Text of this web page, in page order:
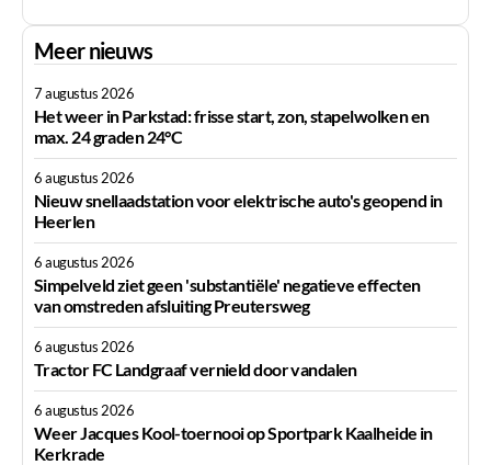
Meer nieuws
7 augustus 2026
Het weer in Parkstad: frisse start, zon, stapelwolken en
max. 24 graden 24°C
6 augustus 2026
Nieuw snellaadstation voor elektrische auto's geopend in
Heerlen
6 augustus 2026
Simpelveld ziet geen 'substantiële' negatieve effecten
van omstreden afsluiting Preutersweg
6 augustus 2026
Tractor FC Landgraaf vernield door vandalen
6 augustus 2026
Weer Jacques Kool-toernooi op Sportpark Kaalheide in
Kerkrade